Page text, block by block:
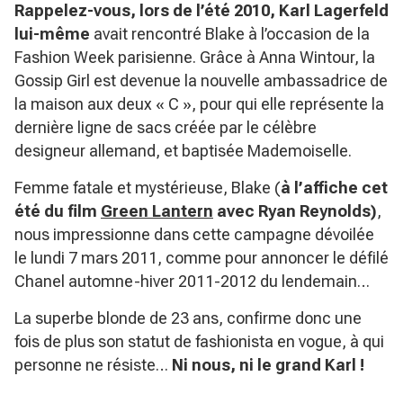
Rappelez-vous, lors de l’été 2010, Karl Lagerfeld
lui-même avait rencontré Blake à l’occasion de la
Fashion Week parisienne. Grâce à Anna Wintour, la
Gossip Girl est devenue la nouvelle ambassadrice de
la maison aux deux « C », pour qui elle représente la
dernière ligne de sacs créée par le célèbre
designeur allemand, et baptisée Mademoiselle.
Femme fatale et mystérieuse, Blake (à l’affiche cet
été du film Green Lantern avec Ryan Reynolds),
nous impressionne dans cette campagne dévoilée
le lundi 7 mars 2011, comme pour annoncer le défilé
Chanel automne-hiver 2011-2012 du lendemain…
La superbe blonde de 23 ans, confirme donc une
fois de plus son statut de fashionista en vogue, à qui
personne ne résiste… Ni nous, ni le grand Karl !